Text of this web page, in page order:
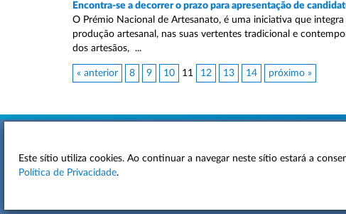
Encontra-se a decorrer o prazo para apresentação de
O Prémio Nacional de Artesanato, é uma iniciativa que
produção artesanal, nas suas vertentes tradicional e
dos artesãos, ...
« anterior 8 9 10 11 12 13 14 próximo »
ACESSIBILIDADE
Este sítio utiliza cookies. Ao continuar a navegar neste sítio estará a
Política de Privacidade.